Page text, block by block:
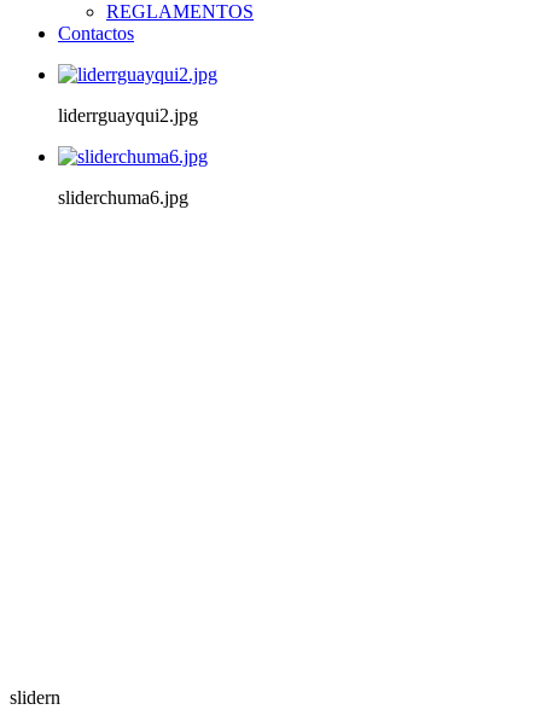
REGLAMENTOS
Contactos
liderrguayqui2.jpg
sliderchuma6.jpg
slidern